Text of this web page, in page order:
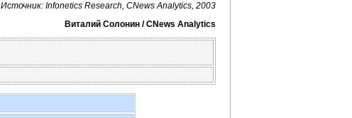
Источник: Infonetics Research, CNews Analytics, 2003
Виталий Солонин / CNews Analytics